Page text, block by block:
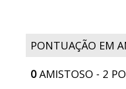
PONTUAÇÃO EM
0AMISTOSO - 2